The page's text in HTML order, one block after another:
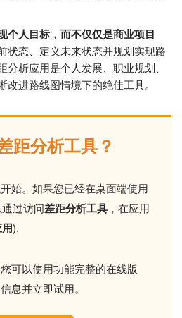
个人目标，而不仅仅是商业项目
状态、定义未来状态并规划实现路
分析应用是个人发展、职业规划、
改进路线图情境下的绝佳工具。
距分析工具？
始。如果您已经在桌面端使用
过访问差距分析工具 ，在应用
).
可以使用功能完整的在线版
息并立即试用。